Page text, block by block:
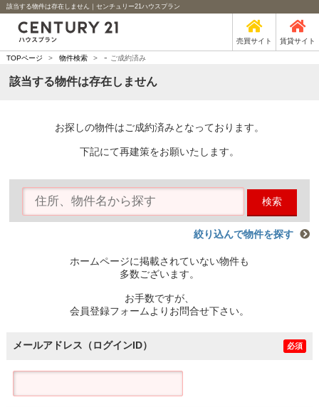
該当する物件は存在しません｜センチュリー21ハウスプラン
売買サイト 賃貸サイト
TOPページ > 物件検索 > - ご成約済み
該当する物件は存在しません
お探しの物件はご成約済みとなっております。
下記にて再建策をお願いたします。
検索
絞り込んで物件を探す
ホームページに掲載されていない物件も
多数ございます。
お手数ですが、
会員登録フォームよりお問合せ下さい。
メールアドレス（ログインID） 必須